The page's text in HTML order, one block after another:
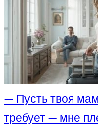
— Пусть твоя
требует — мне